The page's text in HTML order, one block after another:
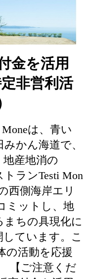
金を活用
非営利活
は、青い
かん海道で、
産地消の
トランTesti Mon
西側海岸エリ
ミットし、地
ちの具現化に
ています。こ
の活動を応援
【ご注意くだ